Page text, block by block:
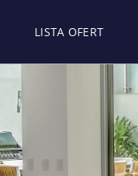
LISTA OFERT